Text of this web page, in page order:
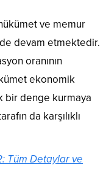
ve memur
devam etmektedir.
oranının
ekonomik
bir denge kurmaya
da karşılıklı
Tüm Detaylar ve